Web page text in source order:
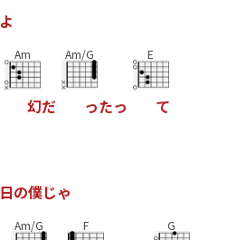
よ
Am
幻だ
Am/G
ったっ
E
て
日の僕じゃ
Am/G F G